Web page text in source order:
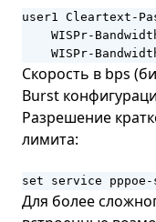
user1 Cleartext-
WISPr-
WISPr-
Скорость в bps
Burst
Разрешение
лимита:
set service
Для более